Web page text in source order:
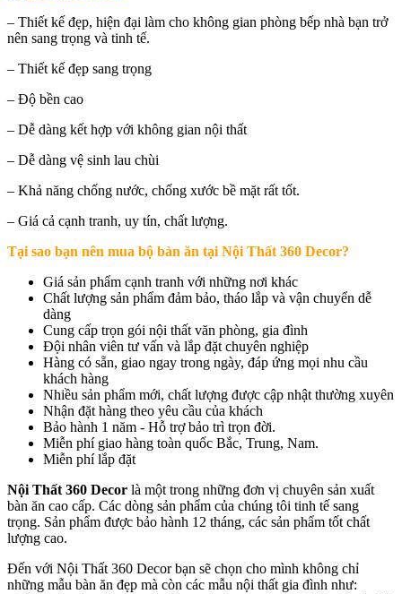
– Thiết kế đẹp, hiện đại làm cho không gian phòng bếp nhà bạn trở
nên sang trọng và tinh tế.
– Thiết kế đẹp sang trọng
– Độ bền cao
– Dễ dàng kết hợp với không gian nội thất
– Dễ dàng vệ sinh lau chùi
– Khả năng chống nước, chống xước bề mặt rất tốt.
– Giá cả cạnh tranh, uy tín, chất lượng.
Tại sao bạn nên mua bộ bàn ăn tại Nội Thất 360 Decor?
Giá sản phẩm cạnh tranh với những nơi khác
Chất lượng sản phẩm đảm bảo, tháo lắp và vận chuyển dễ
dàng
Cung cấp trọn gói nội thất văn phòng, gia đình
Đội nhân viên tư vấn và lắp đặt chuyên nghiệp
Hàng có sẵn, giao ngay trong ngày, đáp ứng mọi nhu cầu
khách hàng
Nhiều sản phẩm mới, chất lượng được cập nhật thường xuyên
Nhận đặt hàng theo yêu cầu của khách
Bảo hành 1 năm - Hỗ trợ bảo trì trọn đời.
Miễn phí giao hàng toàn quốc Bắc, Trung, Nam.
Miễn phí lắp đặt
Nội Thất 360 Decor là một trong những đơn vị chuyên sản xuất
bàn ăn cao cấp. Các dòng sản phẩm của chúng tôi tinh tế sang
trọng. Sản phẩm được bảo hành 12 tháng, các sản phẩm tốt chất
lượng cao.
Đến với Nội Thất 360 Decor bạn sẽ chọn cho mình không chỉ
những mẫu bàn ăn đẹp mà còn các mẫu nội thất gia đình như: